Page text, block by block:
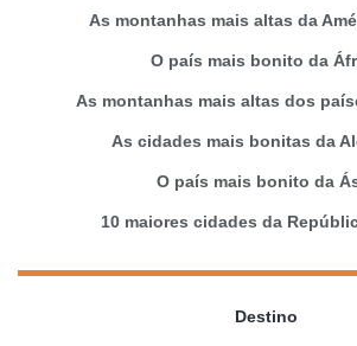
As montanhas mais altas da
O país mais bonito da
As montanhas mais altas dos
As cidades mais bonitas da
O país mais bonito da
10 maiores cidades da
Destino